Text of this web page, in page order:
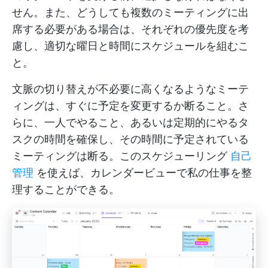
せん。また、どうしても複数のミーティングに出
席する必要がある場合は、それぞれの優先度を考
慮し、適切な曜日と時間にスケジュールを組むこ
と。
文脈の切り替えが不必要に高くなるようなミーテ
ィングは、すぐに予定を変更するか断ること。さ
らに、一人でやること、あるいは定期的にやるタ
スクの時間を確保し、その時間に予定されている
ミーティングは断る。このスケジューリング 自己
管理 を使えば、カレンダービューで私の仕事を整
理することができる。